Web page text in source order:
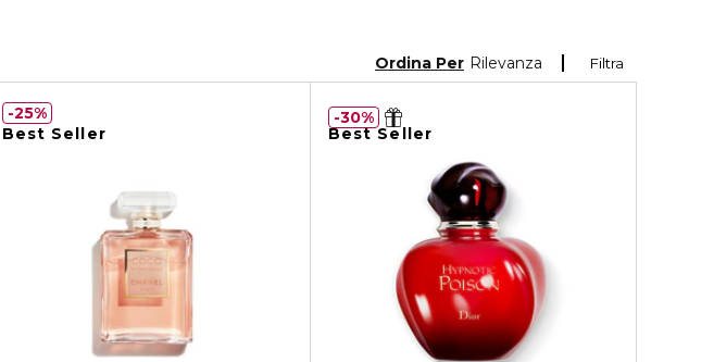
Filtra
Ordina Per Rilevanza
Best Seller
25%
Best Seller
30%